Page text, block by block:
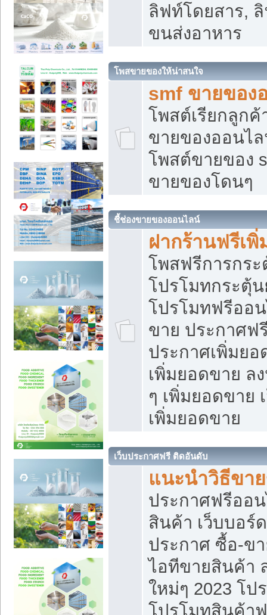
ลิฟท์โดยสาร,
ขนส่งอาหาร
โพสขายของให้น่าสนใจ
smf ขายของ
โพสต์เรียกลูกค้
ขายของออนไ
โพสต์ขายของ
ขายของโดนๆ
ชี้ช่องขายของออนไลน์
ฝากร้านฟรีเ
โพสฟรีการกร
โปรโมทกระตุ้
โปรโมทฟรีออ
ขาย ประกาศฟ
ประกาศเพิ่มย
เพิ่มยอดขาย ล
ๆ เพิ่มยอดขาย
เพิ่มยอดขาย
เว็บประกาศฟรี ติดอันดับ
แนะนำวิธีขา
ประกาศฟรีออ
สินค้า เว็บบอร์
ประกาศ ซื้อ-ข
ไอทีขายสินค้า
ใหม่ๆ 2023 โป
โปรโมทสินค้า